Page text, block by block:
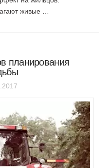
живые …
планирования